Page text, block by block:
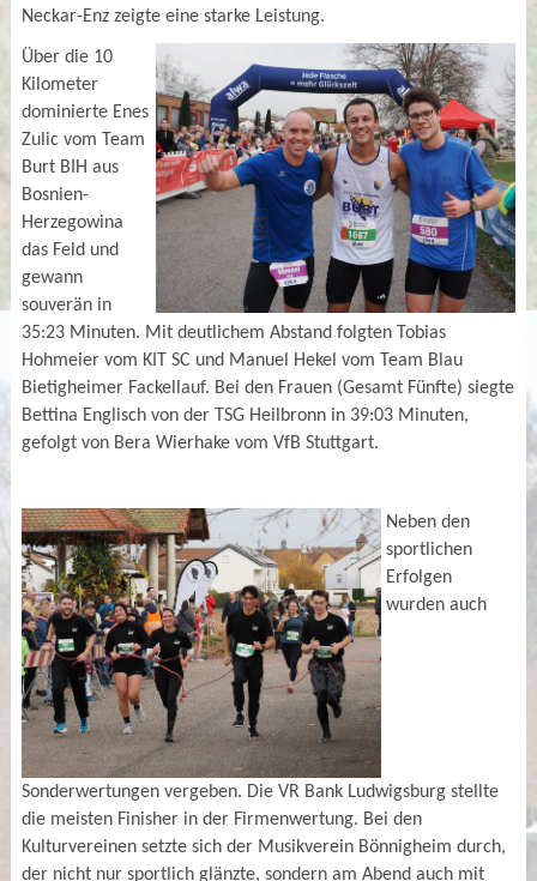
Neckar-Enz zeigte eine starke Leistung.
Über die 10
Kilometer
dominierte Enes
Zulic vom Team
Burt BIH aus
Bosnien-
Herzegowina
das Feld und
gewann
souverän in
35:23 Minuten. Mit deutlichem Abstand folgten Tobias
Hohmeier vom KIT SC und Manuel Hekel vom Team Blau
Bietigheimer Fackellauf. Bei den Frauen (Gesamt Fünfte) siegte
Bettina Englisch von der TSG Heilbronn in 39:03 Minuten,
gefolgt von Bera Wierhake vom VfB Stuttgart.
Neben den
sportlichen
Erfolgen
wurden auch
Sonderwertungen vergeben. Die VR Bank Ludwigsburg stellte
die meisten Finisher in der Firmenwertung. Bei den
Kulturvereinen setzte sich der Musikverein Bönnigheim durch,
der nicht nur sportlich glänzte, sondern am Abend auch mit